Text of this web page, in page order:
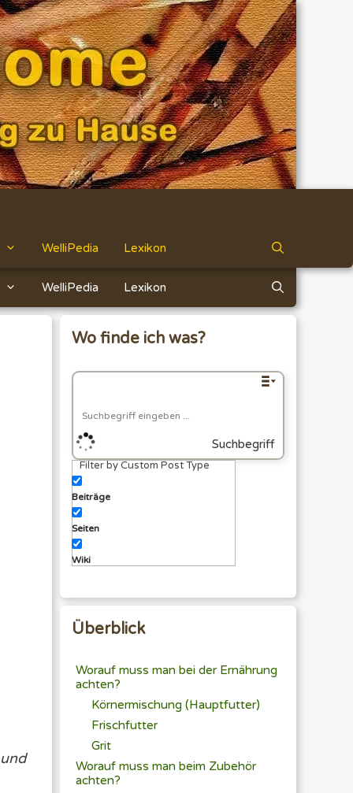
WelliPedia Lexikon
WelliPedia Lexikon
Wo finde ich was?
Suchbegriff
Filter by Custom Post Type
Beiträge
Seiten
Wiki
Überblick
Worauf muss man bei der Ernährung
achten?
Körnermischung (Hauptfutter)
Frischfutter
Grit
Worauf muss man beim Zubehör
achten?